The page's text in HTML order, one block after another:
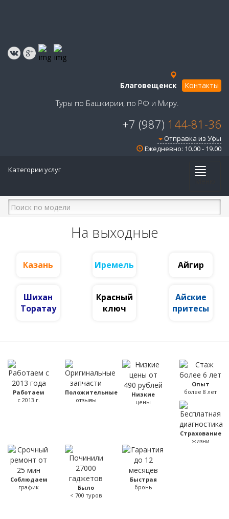
Благовещенск Контакты
Туры по Башкирии, по РФ и Миру.
+7 (987) 144-81-36
Отправка из Уфы
Ежедневно: 10.00 - 19.00
Категории услуг
На выходные
Казань Иремель Айгир
Шихан
Торатау
Красный
ключ
Айские
притесы
Работаем
с 2013 г.
Положительные
отзывы
Низкие
цены
Опыт
более 8 лет
Страхование
жизни
Соблюдаем
график
Было
< 700 туров
Быстрая
бронь